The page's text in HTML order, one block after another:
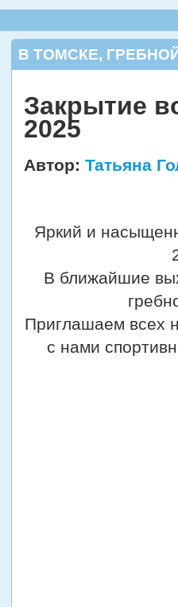
В ТОМСКЕ,
Закрытие
2025
Автор: Татьяна
Яркий и
В ближайшие
Приглашаем всех
с нами